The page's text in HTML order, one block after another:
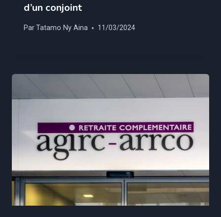
d’un conjoint
ParTatamo Ny Aina 11/03/2024